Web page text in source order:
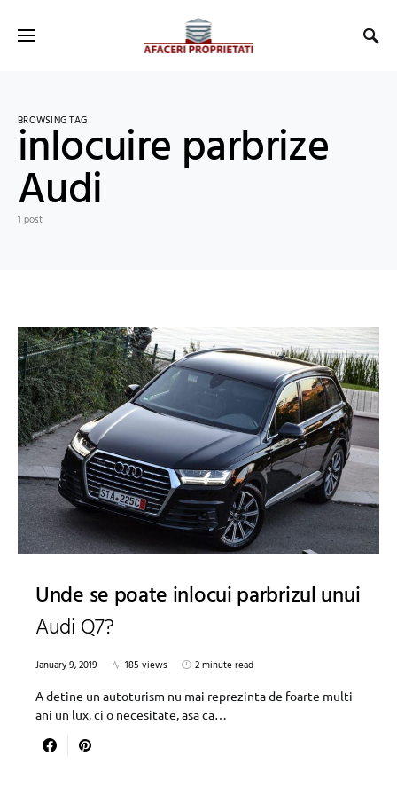
BROWSING TAG
inlocuire parbrize
Audi
1 post
Unde se poate inlocui parbrizul unui
Audi Q7?
January 9, 2019 185 views
2 minute read
A detine un autoturism nu mai reprezinta de foarte multi
ani un lux, ci o necesitate, asa ca…